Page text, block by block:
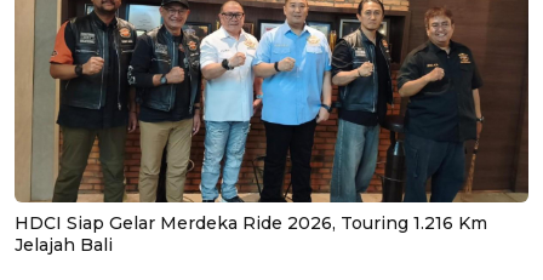
HDCI Siap Gelar Merdeka Ride 2026, Touring 1.216 Km
Jelajah Bali